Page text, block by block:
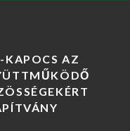
KAPOCS AZ